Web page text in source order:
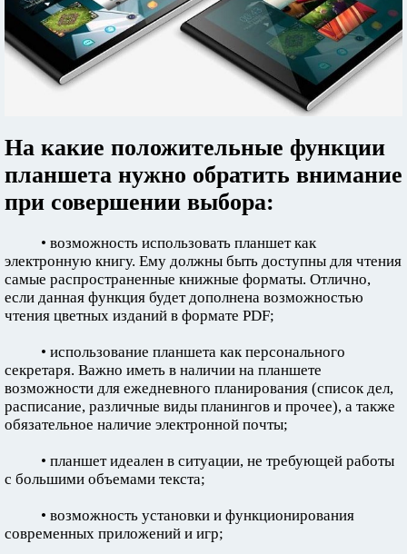
На какие положительные функции
планшета нужно обратить внимание
при совершении выбора:
• возможность использовать планшет как
электронную книгу. Ему должны быть доступны для чтения
самые распространенные книжные форматы. Отлично,
если данная функция будет дополнена возможностью
чтения цветных изданий в формате PDF;
• использование планшета как персонального
секретаря. Важно иметь в наличии на планшете
возможности для ежедневного планирования (список дел,
расписание, различные виды планингов и прочее), а также
обязательное наличие электронной почты;
• планшет идеален в ситуации, не требующей работы
с большими объемами текста;
• возможность установки и функционирования
современных приложений и игр;